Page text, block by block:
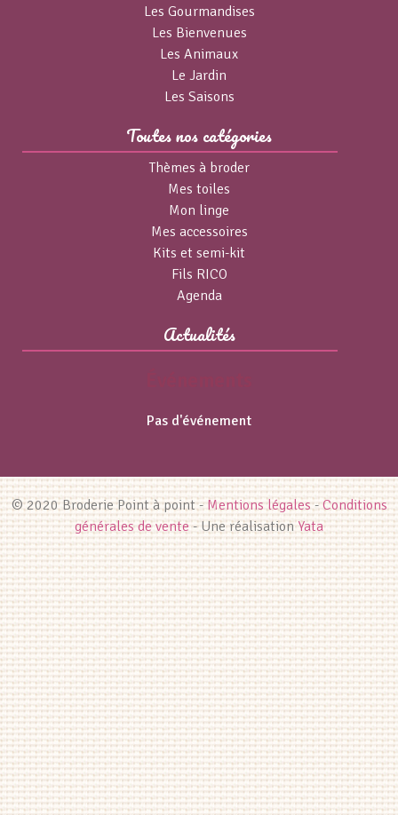
Les Gourmandises
Les Bienvenues
Les Animaux
Le Jardin
Les Saisons
Toutes nos catégories
Thèmes à broder
Mes toiles
Mon linge
Mes accessoires
Kits et semi-kit
Fils RICO
Agenda
Actualités
Pas d'événement
© 2020 Broderie Point à point - Mentions légales-Conditions
générales de vente- Une réalisationYata